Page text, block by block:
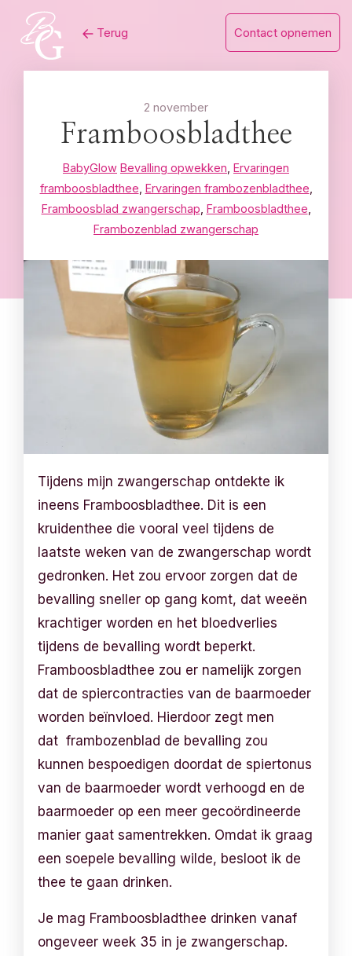
content
Terug Contact opnemen
2 november
Framboosbladthee
BabyGlow Bevalling opwekken Ervaringen
framboosbladthee Ervaringen frambozenbladthee
Framboosblad zwangerschap Framboosbladthee
Frambozenblad zwangerschap
Tijdens mijn zwangerschap ontdekte ik
ineens Framboosbladthee. Dit is een
kruidenthee die vooral veel tijdens de
laatste weken van de zwangerschap wordt
gedronken. Het zou ervoor zorgen dat de
bevalling sneller op gang komt, dat weeën
krachtiger worden en het bloedverlies
tijdens de bevalling wordt beperkt.
Framboosbladthee zou er namelijk zorgen
dat de spiercontracties van de baarmoeder
worden beïnvloed. Hierdoor zegt men
dat frambozenblad de bevalling zou
kunnen bespoedigen doordat de spiertonus
van de baarmoeder wordt verhoogd en de
baarmoeder op een meer gecoördineerde
manier gaat samentrekken. Omdat ik graag
een soepele bevalling wilde, besloot ik de
thee te gaan drinken.
Je mag Framboosbladthee drinken vanaf
ongeveer week 35 in je zwangerschap.